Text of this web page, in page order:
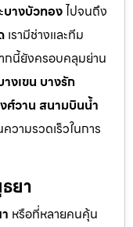
บางบัวทองไปจนถึง
เรามีช่างและทีม
กนี้ยังครอบคลุมย่าน
งเขน บางรัก
ศ์วาน สนามบินน้ำ
วามรวดเร็วในการ
ยา
หรือที่หลายคนคุ้น